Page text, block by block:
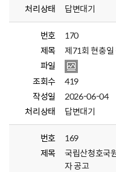
처리상태
답변대기
번호
170
제목
제71회 현충일
파일
조회수
419
작성일
2026-06-04
처리상태
답변대기
번호
169
제목
국립산청호국
자 공고